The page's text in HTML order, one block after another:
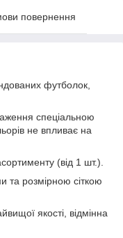
повернення
футболок,
спеціальною
не впливає на
(від 1 шт.).
та розмірною сіткою
якості, відмінна